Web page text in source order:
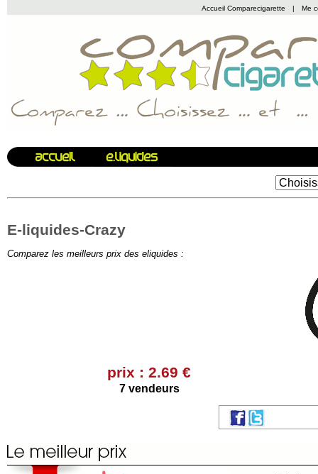
Me
|
Accueil Comparecigarette
E-liquides-Crazy
Comparez les meilleurs prix des eliquides :
prix : 2.69 €
7 vendeurs